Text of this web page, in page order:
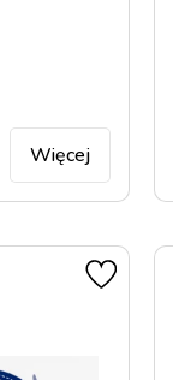
Więcej